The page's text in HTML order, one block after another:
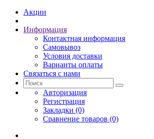
Акции
Информация
Контактная информация
Самовывоз
Условия доставки
Варианты оплаты
Связаться с нами
Авторизация
Регистрация
Закладки (0)
Сравнение товаров (0)